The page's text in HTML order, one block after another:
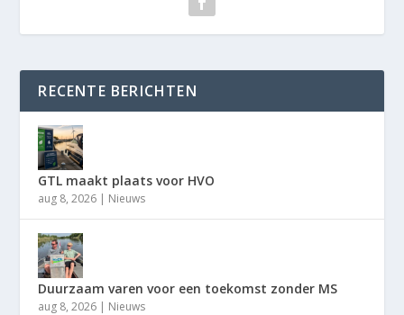
RECENTE BERICHTEN
GTL maakt plaats voor HVO
aug 8, 2026 | Nieuws
Duurzaam varen voor een toekomst zonder MS
aug 8, 2026 | Nieuws